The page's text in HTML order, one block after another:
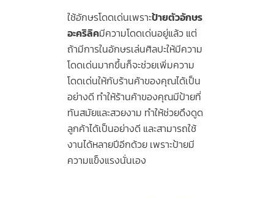
ใช้อักษรโดดเด่นเพราะป้ายตัวอักษร
อะคริลิคมีความโดดเด่นอยู่แล้ว แต่
ถ้ามีการในอักษรเล่นศิลปะให้มีความ
โดดเด่นมากขึ้นก็จะช่วยเพิ่มความ
โดดเด่นให้กับร้านค้าของคุณได้เป็น
อย่างดี ทำให้ร้านค้าของคุณมีป้ายที่
ทันสมัยและสวยงาม ทำให้ช่วยดึงดูด
ลูกค้าได้เป็นอย่างดี และสามารถใช้
งานได้หลายปีอีกด้วย เพราะป้ายมี
ความแข็งแรงนั่นเอง